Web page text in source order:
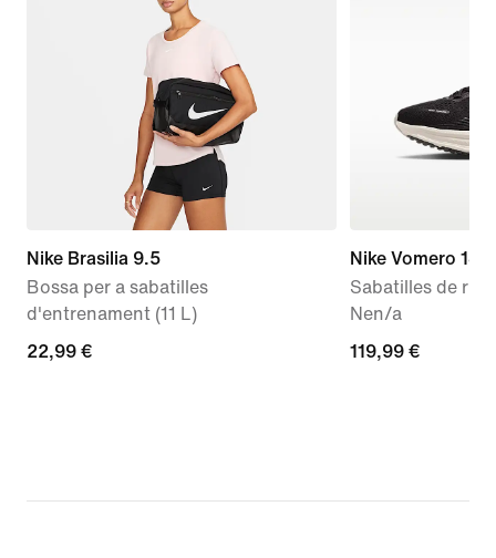
Nike Brasilia 9.5
Bossa per a sabatilles
d'entrenament (11 L)
22,99 €
22,99 €
Nike Vomero 18
Sabatilles de
Nen/a
119,99 €
119,99 €